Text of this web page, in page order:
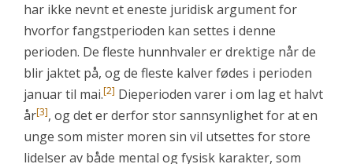
har ikke nevnt et eneste juridisk argument for
hvorfor fangstperioden kan settes i denne
perioden. De fleste hunnhvaler er drektige når de
blir jaktet på, og de fleste kalver fødes i perioden
januar til mai.[2] Dieperioden varer i om lag et halvt
år[3], og det er derfor stor sannsynlighet for at en
unge som mister moren sin vil utsettes for store
lidelser av både mental og fysisk karakter, som